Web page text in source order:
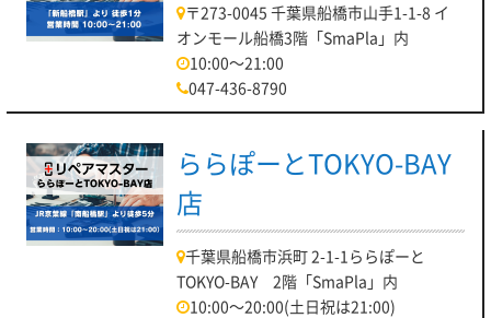
〒273-0045 千葉県船橋市山手1-1-8 イ
オンモール船橋3階「SmaPla」内
10:00～21:00
047-436-8790
ららぽーとTOKYO-BAY
店
千葉県船橋市浜町 2-1-1ららぽーと
TOKYO-BAY 2階「SmaPla」内
10:00～20:00(土日祝は21:00)